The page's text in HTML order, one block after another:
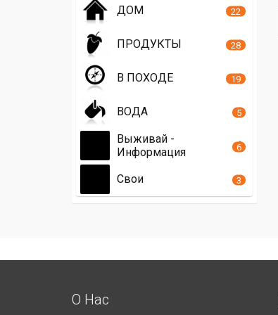
ДОМ 22
ПРОДУКТЫ 28
В ПОХОДЕ 19
ВОДА 5
Выживай -
Информация
6
Свои 3
О Нас